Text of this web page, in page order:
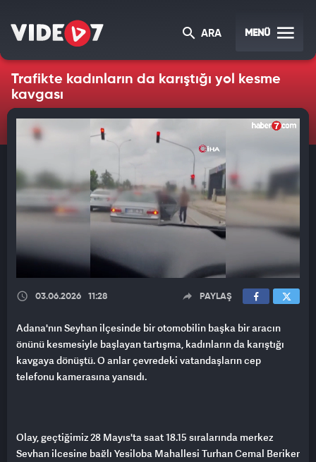
ARA MENÜ
Trafikte kadınların da karıştığı yol kesme
kavgası
03.06.2026 11:28 PAYLAŞ
Adana'nın Seyhan ilçesinde bir otomobilin başka bir aracın
önünü kesmesiyle başlayan tartışma, kadınların da karıştığı
kavgaya dönüştü. O anlar çevredeki vatandaşların cep
telefonu kamerasına yansıdı.
Olay, geçtiğimiz 28 Mayıs'ta saat 18.15 sıralarında merkez
Seyhan ilçesine bağlı Yeşiloba Mahallesi Turhan Cemal Beriker